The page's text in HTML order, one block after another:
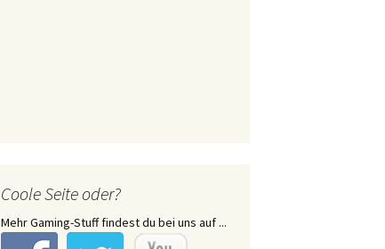
Coole Seite oder?
Mehr Gaming-Stuff findest du bei uns auf ...